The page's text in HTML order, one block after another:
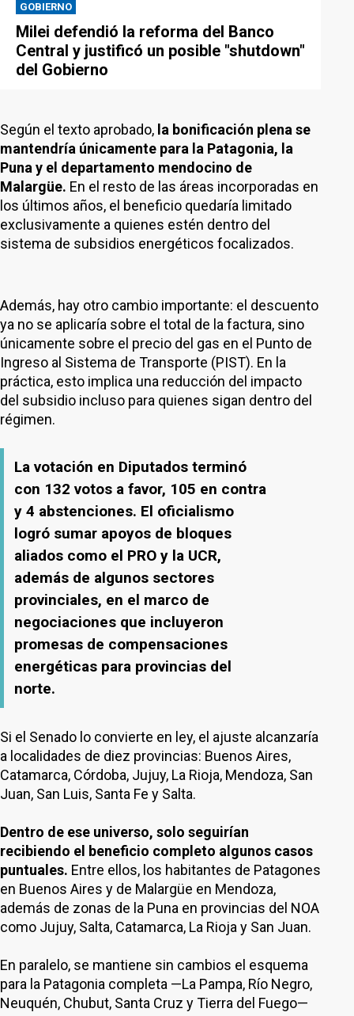
GOBIERNO
Milei defendió la reforma del Banco
Central y justificó un posible "shutdown"
del Gobierno
Según el texto aprobado, la bonificación plena se
mantendría únicamente para la Patagonia, la
Puna y el departamento mendocino de
Malargüe. En el resto de las áreas incorporadas en
los últimos años, el beneficio quedaría limitado
exclusivamente a quienes estén dentro del
sistema de subsidios energéticos focalizados.
Además, hay otro cambio importante: el descuento
ya no se aplicaría sobre el total de la factura, sino
únicamente sobre el precio del gas en el Punto de
Ingreso al Sistema de Transporte (PIST). En la
práctica, esto implica una reducción del impacto
del subsidio incluso para quienes sigan dentro del
régimen.
La votación en Diputados terminó
con 132 votos a favor, 105 en contra
y 4 abstenciones. El oficialismo
logró sumar apoyos de bloques
aliados como el PRO y la UCR,
además de algunos sectores
provinciales, en el marco de
negociaciones que incluyeron
promesas de compensaciones
energéticas para provincias del
norte.
Si el Senado lo convierte en ley, el ajuste alcanzaría
a localidades de diez provincias: Buenos Aires,
Catamarca, Córdoba, Jujuy, La Rioja, Mendoza, San
Juan, San Luis, Santa Fe y Salta.
Dentro de ese universo, solo seguirían
recibiendo el beneficio completo algunos casos
puntuales. Entre ellos, los habitantes de Patagones
en Buenos Aires y de Malargüe en Mendoza,
además de zonas de la Puna en provincias del NOA
como Jujuy, Salta, Catamarca, La Rioja y San Juan.
En paralelo, se mantiene sin cambios el esquema
para la Patagonia completa —La Pampa, Río Negro,
Neuquén, Chubut, Santa Cruz y Tierra del Fuego—